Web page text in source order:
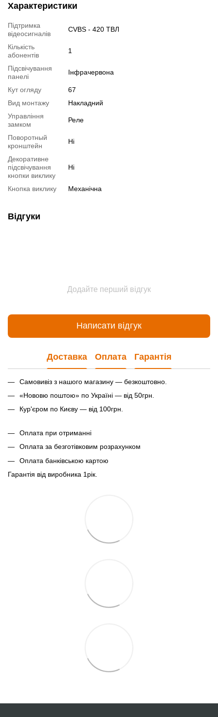
Характеристики
Підтримка
відеосигналів
CVBS - 420 ТВЛ
Кількість
абонентів
1
Підсвічування
панелі
Інфрачервона
Кут огляду
67
Вид монтажу
Накладний
Управління
замком
Реле
Поворотный
кронштейн
Ні
Декоративне
підсвічування
кнопки виклику
Ні
Кнопка виклику Механічна
Відгуки
Додайте перший відгук
Написати відгук
Доставка Оплата Гарантія
Самовивіз з нашого магазину — безкоштовно.
«Нововю поштою» по Україні — від 50грн.
Кур'єром по Києву — від 100грн.
Оплата при отриманні
Оплата за безготівковим розрахунком
Оплата банківською картою
Гарантія від виробника 1рiк.